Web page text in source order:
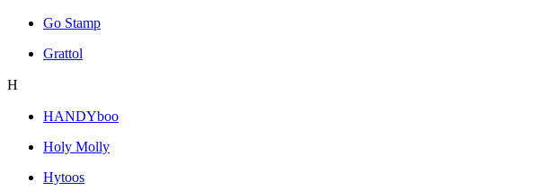
Go Stamp
Grattol
H
HANDYboo
Holy Molly
Hytoos